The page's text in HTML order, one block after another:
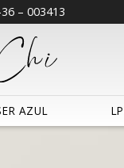
– 003413
AZUL